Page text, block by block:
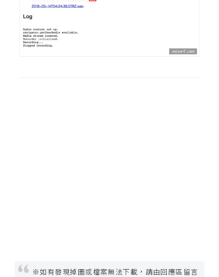
熱
門
文
※如有發現掉圖或檔案無法下載，請由回應區留言